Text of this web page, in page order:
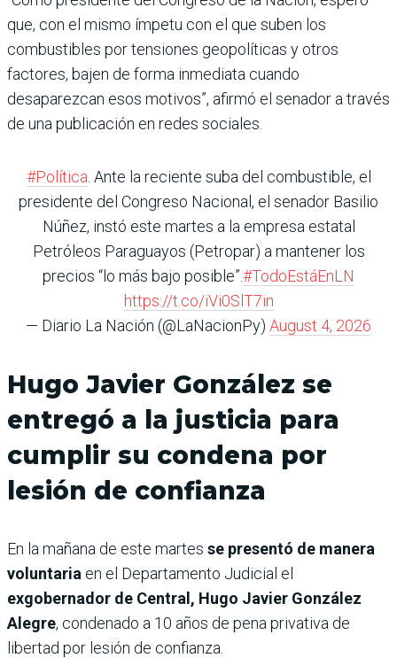
que, con el mismo ímpetu con el que suben los
combustibles por tensiones geopolíticas y otros
factores, bajen de forma inmediata cuando
desaparezcan esos motivos”, afirmó el senador a través
de una publicación en redes sociales.
#Política . Ante la reciente suba del combustible, el
presidente del Congreso Nacional, el senador Basilio
Núñez, instó este martes a la empresa estatal
Petróleos Paraguayos (Petropar) a mantener los
precios “lo más bajo posible”.#TodoEstáEnLN
https://t.co/iVi0SlT7in
— Diario La Nación (@LaNacionPy) August 4, 2026
Hugo Javier González se
entregó a la justicia para
cumplir su condena por
lesión de confianza
En la mañana de este martes se presentó de manera
voluntaria en el Departamento Judicial el
exgobernador de Central, Hugo Javier González
Alegre, condenado a 10 años de pena privativa de
libertad por lesión de confianza.